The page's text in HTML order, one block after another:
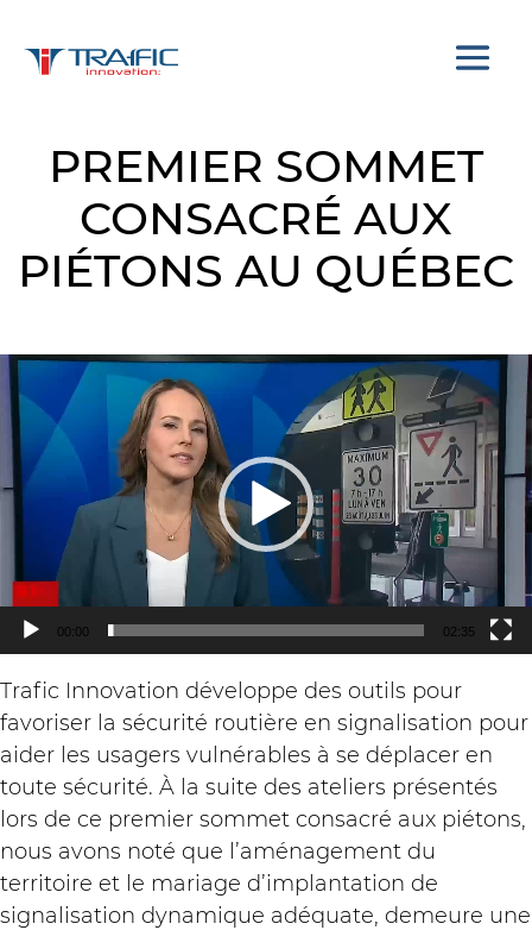
avancée THIN SIGN
DEFLEX Délinéateurs,
bollards et chicanes
Navigate Traffic Cloud
PREMIER SOMMET
CONSACRÉ AUX
PIÉTONS AU QUÉBEC
Lecteur
vidéo
00:00 02:35
Trafic Innovation développe des outils pour
favoriser la sécurité routière en signalisation pour
aider les usagers vulnérables à se déplacer en
toute sécurité. À la suite des ateliers présentés
lors de ce premier sommet consacré aux piétons,
nous avons noté que l’aménagement du
territoire et le mariage d’implantation de
signalisation dynamique adéquate, demeure une